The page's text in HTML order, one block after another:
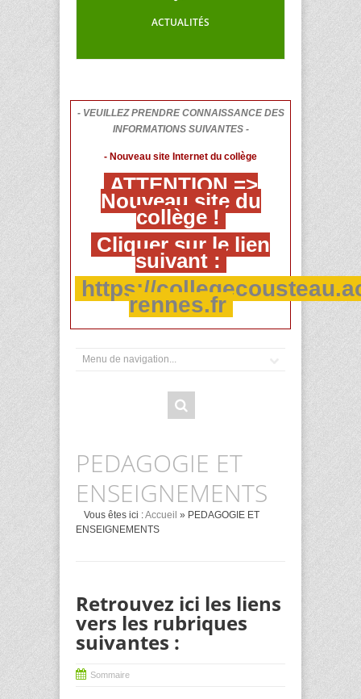
ACTUALITÉS
- VEUILLEZ PRENDRE CONNAISSANCE DES
INFORMATIONS SUIVANTES -
- Nouveau site Internet du collège
ATTENTION =>
Nouveau site du
collège !
Cliquer sur le lien
suivant :
https://
rennes.fr
PEDAGOGIE ET
ENSEIGNEMENTS
Vous êtes ici :Accueil » PEDAGOGIE ET
ENSEIGNEMENTS
Retrouvez ici les liens
vers les rubriques
suivantes :
Sommaire